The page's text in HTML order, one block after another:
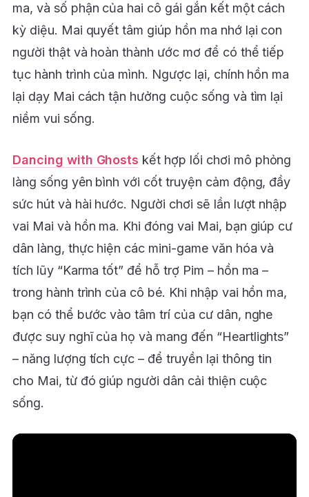
ma, và số phận của hai cô gái gắn kết một cách
kỳ diệu. Mai quyết tâm giúp hồn ma nhớ lại con
người thật và hoàn thành ước mơ để có thể tiếp
tục hành trình của mình. Ngược lại, chính hồn ma
lại dạy Mai cách tận hưởng cuộc sống và tìm lại
niềm vui sống.
Dancing with Ghosts kết hợp lối chơi mô phỏng
làng sống yên bình với cốt truyện cảm động, đầy
sức hút và hài hước. Người chơi sẽ lần lượt nhập
vai Mai và hồn ma. Khi đóng vai Mai, bạn giúp cư
dân làng, thực hiện các mini-game văn hóa và
tích lũy “Karma tốt” để hỗ trợ Pim – hồn ma –
trong hành trình của cô bé. Khi nhập vai hồn ma,
bạn có thể bước vào tâm trí của cư dân, nghe
được suy nghĩ của họ và mang đến “Heartlights”
– năng lượng tích cực – để truyền lại thông tin
cho Mai, từ đó giúp người dân cải thiện cuộc
sống.